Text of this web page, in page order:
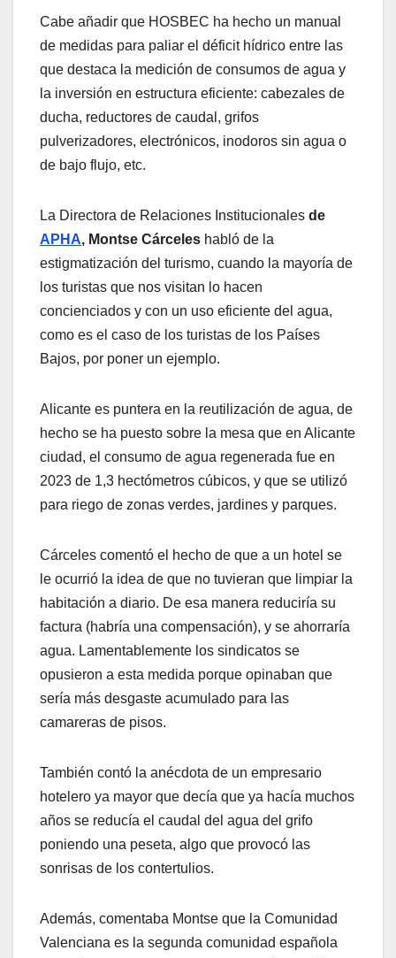
Cabe añadir que HOSBEC ha hecho un manual
de medidas para paliar el déficit hídrico entre las
que destaca la medición de consumos de agua y
la inversión en estructura eficiente: cabezales de
ducha, reductores de caudal, grifos
pulverizadores, electrónicos, inodoros sin agua o
de bajo flujo, etc.
La Directora de Relaciones Institucionales de
APHA, Montse Cárceles habló de la
estigmatización del turismo, cuando la mayoría de
los turistas que nos visitan lo hacen
concienciados y con un uso eficiente del agua,
como es el caso de los turistas de los Países
Bajos, por poner un ejemplo.
Alicante es puntera en la reutilización de agua, de
hecho se ha puesto sobre la mesa que en Alicante
ciudad, el consumo de agua regenerada fue en
2023 de 1,3 hectómetros cúbicos, y que se utilizó
para riego de zonas verdes, jardines y parques.
Cárceles comentó el hecho de que a un hotel se
le ocurrió la idea de que no tuvieran que limpiar la
habitación a diario. De esa manera reduciría su
factura (habría una compensación), y se ahorraría
agua. Lamentablemente los sindicatos se
opusieron a esta medida porque opinaban que
sería más desgaste acumulado para las
camareras de pisos.
También contó la anécdota de un empresario
hotelero ya mayor que decía que ya hacía muchos
años se reducía el caudal del agua del grifo
poniendo una peseta, algo que provocó las
sonrisas de los contertulios.
Además, comentaba Montse que la Comunidad
Valenciana es la segunda comunidad española